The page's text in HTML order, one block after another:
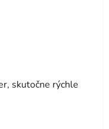
skutočne rýchle